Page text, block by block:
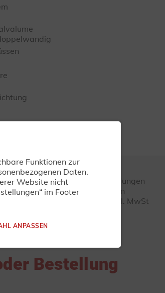
sich als ca.-Angaben! Abbildungen
enthalten! Produkte unterliegen
Preisempfehlungen inkl. MwSt
Bestellung
Funktionen zur
Daten.
Website nicht
im Footer
ANPASSEN